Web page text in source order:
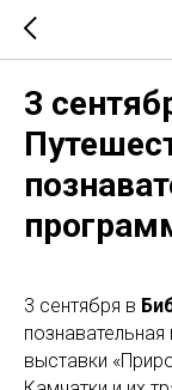
3
3 сентября в
выставки